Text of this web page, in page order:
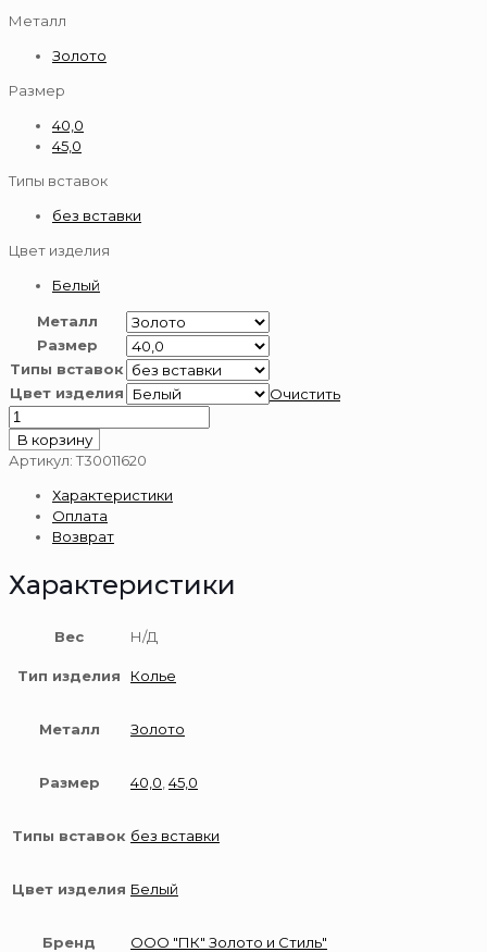
Металл
Золото
Размер
40,0
45,0
Типы вставок
без вставки
Цвет изделия
Белый
Металл
Размер
Типы вставок
Цвет изделия
Очистить
Количество
товара
Золотое
пробы
В корзину
Артикул: Т30011620
Характеристики
Оплата
Возврат
Характеристики
Вес Н/Д
Тип изделия Колье
Металл Золото
Размер 40,0 45,0
Типы вставок без вставки
Цвет изделия Белый
Бренд ООО "ПК" Золото и Стиль"